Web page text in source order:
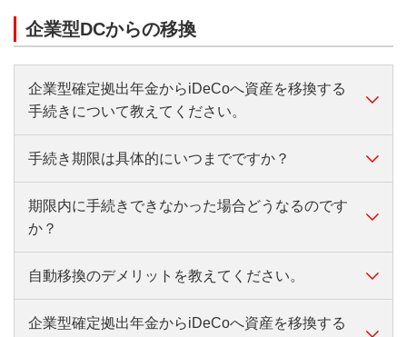
す。
【運用指図者の方】年1回、お客さまのご資産を取り
崩して手数料に充当します。
企業型DCからの移換
企業型確定拠出年金からiDeCoへ資産を移換する
手続きについて教えてください。
企業型確定拠出年金からiDeCoへの資産移換はWebで
申し込み可能です。
詳しくはこちら
手続き期限は具体的にいつまでですか？
企業型確定拠出年金からiDeCoへ移換する手続き期限
は、
『加入者資格喪失日の属する月の翌月から起算して6
ヵ月以内』です。書類でお手続きいただく場合は、当
行で『不備のない状態で受付した日』が期限内である
必要があります。
期限内に手続きできなかった場合どうなるのです
か？
期限内（加入者資格喪失日の属する月の翌月から起算
して6ヵ月以内）に、不備なく移換の受付が完了しな
いと『自動移換』となります。
自動移換のデメリットを教えてください。
自動移換になると、次のようなデメリットがありま
企業型確定拠出年金からiDeCoへ資産を移換する